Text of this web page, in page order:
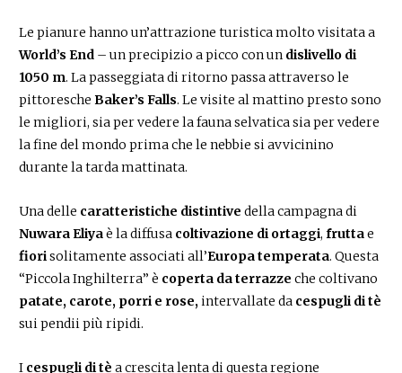
Le pianure hanno un’attrazione turistica molto visitata a
World’s End – un precipizio a picco con un dislivello di
1050 m. La passeggiata di ritorno passa attraverso le
pittoresche Baker’s Falls. Le visite al mattino presto sono
le migliori, sia per vedere la fauna selvatica sia per vedere
la fine del mondo prima che le nebbie si avvicinino
durante la tarda mattinata.
Una delle caratteristiche distintive della campagna di
Nuwara Eliyaè la diffusa coltivazione di ortaggi, fruttae
fiorisolitamente associati all’Europa temperata. Questa
“Piccola Inghilterra” è coperta da terrazze che coltivano
patate, carote, porri e rose,intervallate da cespugli di tè
sui pendii più ripidi.
I cespugli di tè a crescita lenta di questa regione